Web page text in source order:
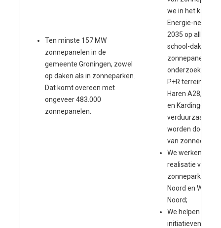
Ten minste 157 MW
zonnepanelen in de
gemeente Groningen, zowel
op daken als in zonneparken.
Dat komt overeen met
ongeveer 483.000
zonnepanelen.
we in het kader
Energie-
2035 op alle
school-daken
onderzoeken we
P+R terreinen,
Haren A28, P3
en Kardinge
verduurzaamd
worden door het
van zonnedaken;
We werken
realisatie van
zonneparken
Noord en
Noord;
We helpen lokale
initiatieven door